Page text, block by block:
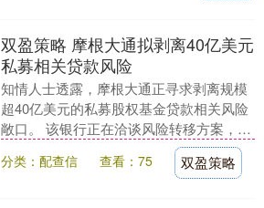
双盈策略 摩根大通拟剥离40亿美元
私募相关贷款风险
知情人士透露，摩根大通正寻求剥离规模
超40亿美元的私募股权基金贷款相关风险
敞口。 该银行正在洽谈风险转移方案，该
方案将允许其保留资产负债表上由私募股
权基金资产支....
分类：配查信 查看：75 双盈策略